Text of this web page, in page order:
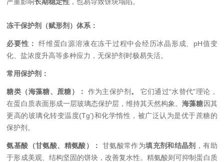
冻干保护剂（赋形剂）体系：
必要性：
纤维蛋白源溶液在冻干过程中会经历冰晶形成、pH值变
化、盐浓度升高等多种应力，无保护剂时极易失活。
常用保护剂：
糖类（海藻糖、蔗糖）： 作为主保护剂 。
它们通过“水替代"理论，
在蛋白质表面形成一层玻璃态保护层，维持其天然构象。海藻糖因其
更高的玻璃化转变温度(Tg’)和化学惰性，被广泛认为是优于蔗糖的
保护剂。
氨基酸（甘氨酸、精氨酸）： 甘氨酸常作为填充剂和结晶剂
，有助
于形成美观、结构坚固的饼块，改善复水性。精氨酸则可抑制蛋白质